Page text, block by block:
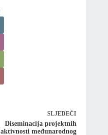
SLJEDEĆI
Diseminacija projektnih
aktivnosti međunarodnog